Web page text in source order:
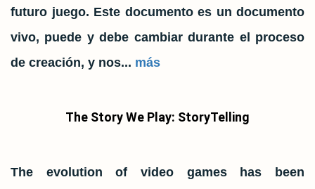
futuro juego. Este documento es un documento
vivo, puede y debe cambiar durante el proceso
de creación, y nos... más
The Story We Play: StoryTelling
The evolution of video games has been